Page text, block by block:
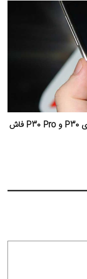
جزئیات کاملی از مشخصات و دوربین هواوی P30 و P30 Pro فاش